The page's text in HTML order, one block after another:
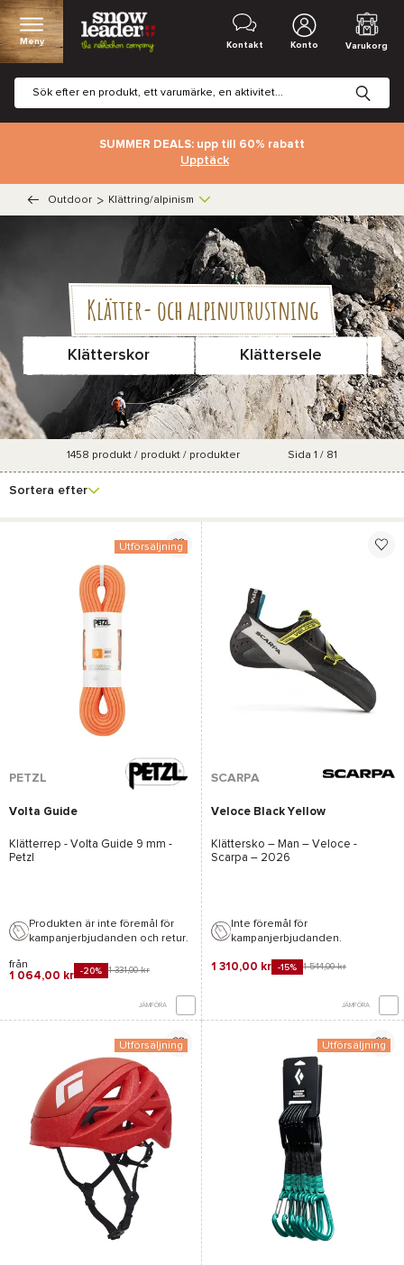
Meny Kontakt Konto Varukorg
SUMMER DEALS: upp till 60% rabatt
Upptäck
Outdoor > Klättring/alpinism
Klätter- och alpinutrustning
Klätterskor Klättersele
filter
1458 produkt / produkt / produkter Sida 1 / 81
Sortera efter
Utförsäljning
PETZL
Volta Guide
Klätterrep - Volta Guide 9 mm -
Petzl
Produkten är inte föremål för
kampanjerbjudanden och retur.
från
1 064,00 kr -20% 1 331,00 kr
JÄMFÖRA
SCARPA
Veloce Black Yellow
Klättersko – Man – Veloce -
Scarpa – 2026
Inte föremål för
kampanjerbjudanden.
1 310,00 kr -15% 1 544,00 kr
JÄMFÖRA
Utförsäljning Utförsäljning